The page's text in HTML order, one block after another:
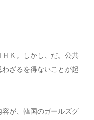
Ｋ。しかし、だ。公共
ざるを得ないことが起
容が、韓国のガールズグ